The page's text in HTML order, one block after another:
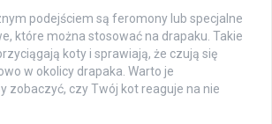
podejściem są feromony lub specjalne
które można stosować na drapaku. Takie
koty i sprawiają, że czują się
w okolicy drapaka. Warto je
zobaczyć, czy Twój kot reaguje na nie